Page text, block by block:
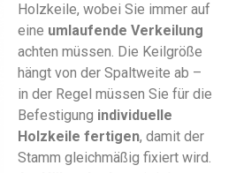
Holzkeile, wobei Sie immer auf
eine umlaufende Verkeilung
achten müssen. Die Keilgröße
hängt von der Spaltweite ab –
in der Regel müssen Sie für die
Befestigung individuelle
Holzkeile fertigen, damit der
Stamm gleichmäßig fixiert wird.